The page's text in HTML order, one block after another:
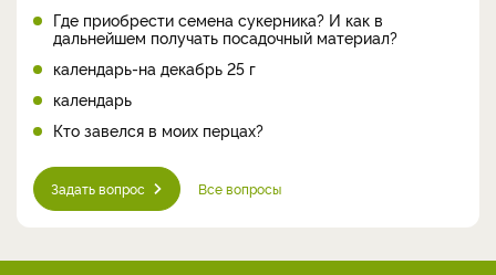
Где приобрести семена сукерника? И как в
дальнейшем получать посадочный материал?
календарь-на декабрь 25 г
календарь
Кто завелся в моих перцах?
Задать вопрос Все вопросы